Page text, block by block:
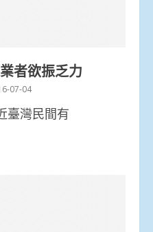
者欲振乏力
07-04
臺灣民間有